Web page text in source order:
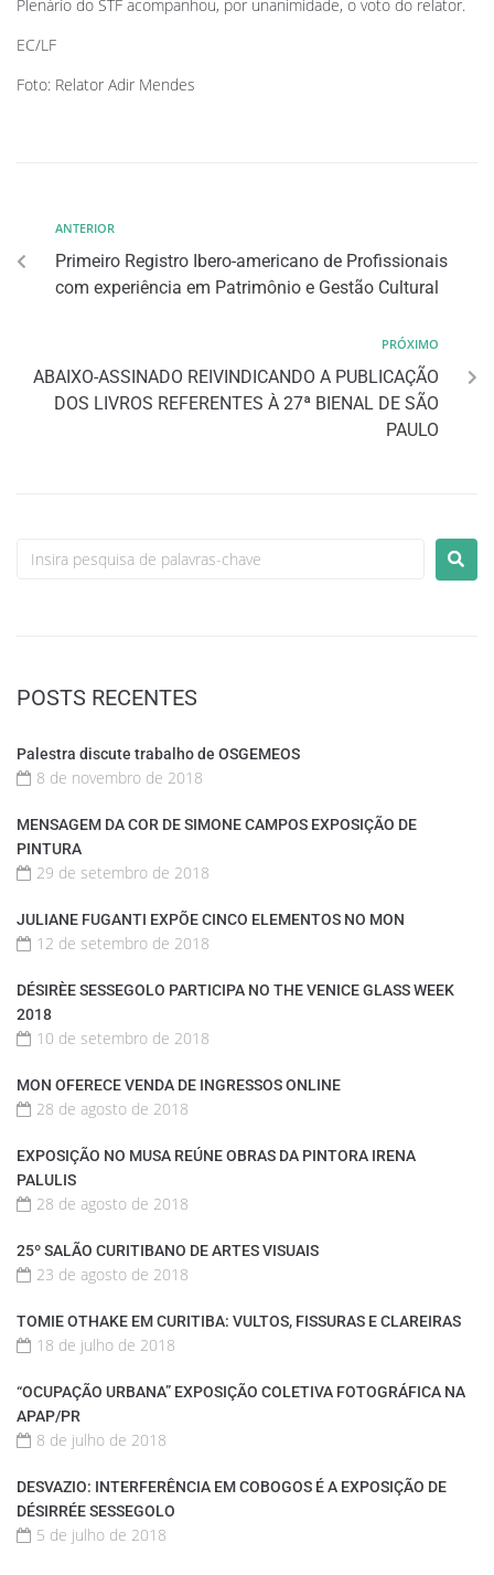
Plenário do STF acompanhou, por unanimidade, o voto do relator.
EC/LF
Foto: Relator Adir Mendes
ANTERIOR
Primeiro Registro Ibero-americano de Profissionais
com experiência em Patrimônio e Gestão Cultural
PRÓXIMO
ABAIXO-ASSINADO REIVINDICANDO A PUBLICAÇÃO
DOS LIVROS REFERENTES À 27ª BIENAL DE SÃO
PAULO
POSTS RECENTES
Palestra discute trabalho de OSGEMEOS
8 de novembro de 2018
MENSAGEM DA COR DE SIMONE CAMPOS EXPOSIÇÃO DE
PINTURA
29 de setembro de 2018
JULIANE FUGANTI EXPÕE CINCO ELEMENTOS NO MON
12 de setembro de 2018
DÉSIRÈE SESSEGOLO PARTICIPA NO THE VENICE GLASS WEEK
2018
10 de setembro de 2018
MON OFERECE VENDA DE INGRESSOS ONLINE
28 de agosto de 2018
EXPOSIÇÃO NO MUSA REÚNE OBRAS DA PINTORA IRENA
PALULIS
28 de agosto de 2018
25º SALÃO CURITIBANO DE ARTES VISUAIS
23 de agosto de 2018
TOMIE OTHAKE EM CURITIBA: VULTOS, FISSURAS E CLAREIRAS
18 de julho de 2018
“OCUPAÇÃO URBANA” EXPOSIÇÃO COLETIVA FOTOGRÁFICA NA
APAP/PR
8 de julho de 2018
DESVAZIO: INTERFERÊNCIA EM COBOGOS É A EXPOSIÇÃO DE
DÉSIRRÉE SESSEGOLO
5 de julho de 2018